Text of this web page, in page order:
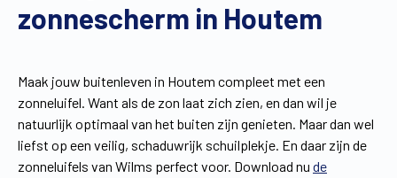
Producten
Contact
Extra
Jobs
Wilms World
zonnescherm in Houtem
Maak jouw buitenleven in Houtem compleet met een
zonneluifel. Want als de zon laat zich zien, en dan wil je
natuurlijk optimaal van het buiten zijn genieten. Maar dan wel
liefst op een veilig, schaduwrijk schuilplekje. En daar zijn de
zonneluifels van Wilms perfect voor. Download nu de